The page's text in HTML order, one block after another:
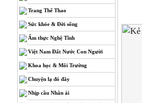
Trang Thể Thao
Sức khỏe & Đời sống
Ẩm thực Nghệ Tĩnh
Việt Nam Đất Nước Con Người
Khoa học & Môi Trường
Chuyện lạ đó đây
Nhịp cầu Nhân ái